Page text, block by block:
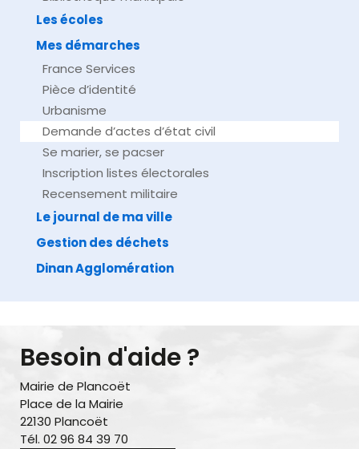
Les écoles
Mes démarches
France Services
Pièce d’identité
Urbanisme
Demande d’actes d’état civil
Se marier, se pacser
Inscription listes électorales
Recensement militaire
Le journal de ma ville
Gestion des déchets
Dinan Agglomération
Besoin d'aide ?
Mairie de Plancoët
Place de la Mairie
22130 Plancoët
Tél. 02 96 84 39 70